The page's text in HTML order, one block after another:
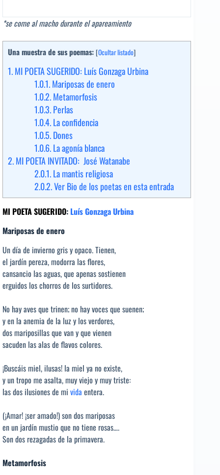
*se come al macho durante el apareamiento
Una muestra de sus poemas: [Ocultar listado]
1.MI POETA SUGERIDO: Luís Gonzaga Urbina
1.0.1.Mariposas de enero
1.0.2.Metamorfosis
1.0.3.Perlas
1.0.4.La confidencia
1.0.5.Dones
1.0.6.La agonía blanca
2.MI POETA INVITADO: José Watanabe
2.0.1.La mantis religiosa
2.0.2.Ver Bio de los poetas en esta entrada
MI POETA SUGERIDO: Luís Gonzaga Urbina
Mariposas de enero
Un día de invierno gris y opaco. Tienen,
el jardín pereza, modorra las flores,
cansancio las aguas, que apenas sostienen
erguidos los chorros de los surtidores.
No hay aves que trinen; no hay voces que suenen;
y en la anemia de la luz y los verdores,
dos mariposillas que van y que vienen
sacuden las alas de flavos colores.
¡Buscáis miel, ilusas! la miel ya no existe,
y un tropo me asalta, muy viejo y muy triste:
las dos ilusiones de mi vida entera.
(¡Amar! ¡ser amado!) son dos mariposas
en un jardín mustio que no tiene rosas….
Son dos rezagadas de la primavera.
Metamorfosis